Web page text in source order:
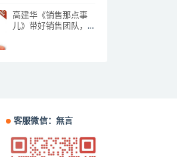
高建华《销售那点事
儿》带好销售团队，
客服微信：無言